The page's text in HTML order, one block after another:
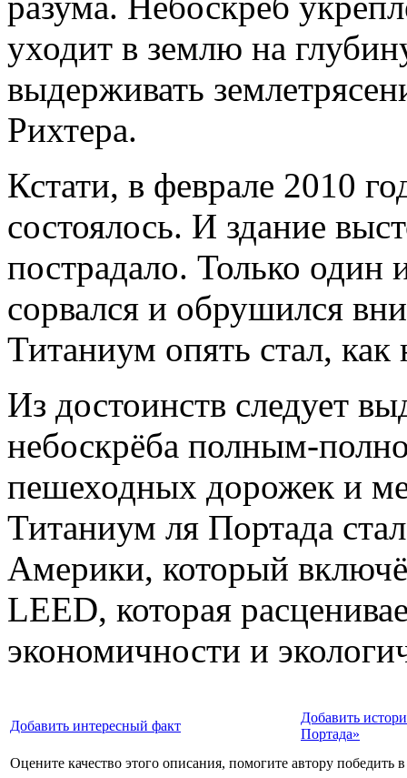
уходит в землю на
выдерживать
Рихтера.
Кстати, в феврале 2010
состоялось. И здание
пострадало. Только один
сорвался и обрушился
Титаниум опять стал, как
Из достоинств следует
небоскрёба полным-
пешеходных дорожек и
Титаниум ля Портада
Америки, который
LEED, которая
экономичности и
Добавить интересный факт
Добавить
Портада»
Оцените качество этого описания, помогите автору победить